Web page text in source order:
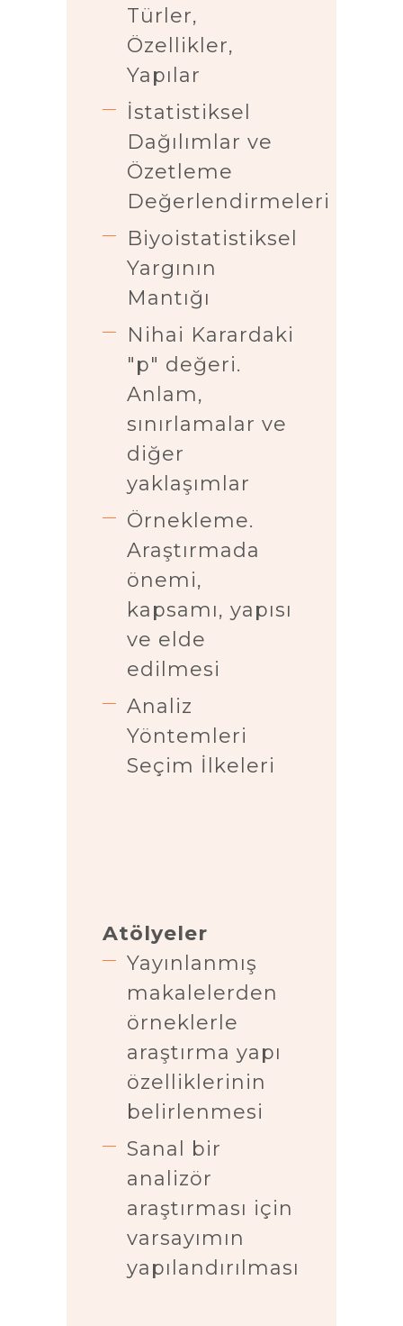
Türler,
Özellikler,
Yapılar
İstatistiksel
Dağılımlar ve
Özetleme
Değerlendirmeleri
Biyoistatistiksel
Yargının
Mantığı
Nihai Karardaki
"p" değeri.
Anlam,
sınırlamalar ve
diğer
yaklaşımlar
Örnekleme.
Araştırmada
önemi,
kapsamı, yapısı
ve elde
edilmesi
Analiz
Yöntemleri
Seçim İlkeleri
Atölyeler
Yayınlanmış
makalelerden
örneklerle
araştırma yapı
özelliklerinin
belirlenmesi
Sanal bir
analizör
araştırması için
varsayımın
yapılandırılması